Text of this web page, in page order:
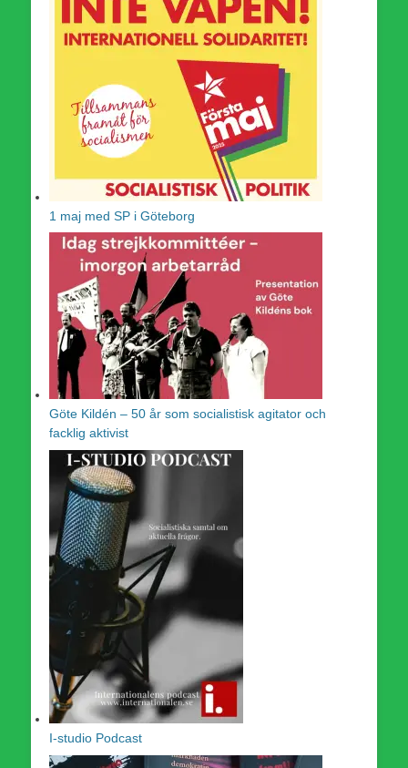
1 maj med SP i Göteborg
Göte Kildén – 50 år som socialistisk agitator och
facklig aktivist
I-studio Podcast